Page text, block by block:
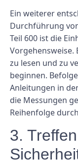
Ein weiterer
Durchführung
Teil 600 ist die
Vorgehensweise.
zu lesen und zu
beginnen.
Anleitungen in
die Messungen
Reihenfolge
3.